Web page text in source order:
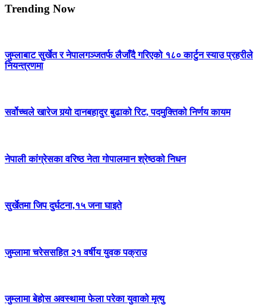
Trending Now
जुम्लाबाट सुर्खेत र नेपालगञ्जतर्फ लैजाँदै गरिएको १८० कार्टुन स्याउ प्रहरीले
नियन्त्रणमा
सर्वोच्चले खारेज गर्‍यो दानबहादुर बुढाको रिट, पदमुक्तिको निर्णय कायम
नेपाली कांग्रेसका वरिष्ठ नेता गोपालमान श्रेष्ठको निधन
सुर्खेतमा जिप दुर्घटना,१५ जना घाइते
जुम्लामा चरेससहित २१ वर्षीय युवक पक्राउ
जुम्लामा बेहोस अवस्थामा फेला परेका युवाको मृत्यु